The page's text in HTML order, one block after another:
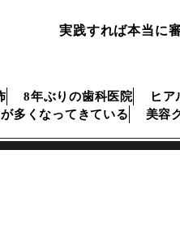
実践すれば本当に
8年ぶりの歯科医院 ヒ
多くなってきている
美容